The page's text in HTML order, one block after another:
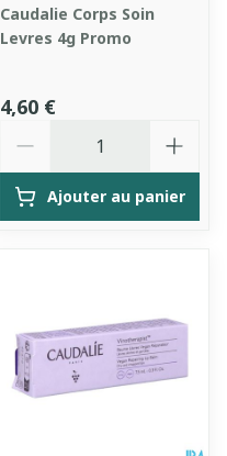
Caudalie Corps Soin
Levres 4g Promo
4,60 €
Ajouter au panier